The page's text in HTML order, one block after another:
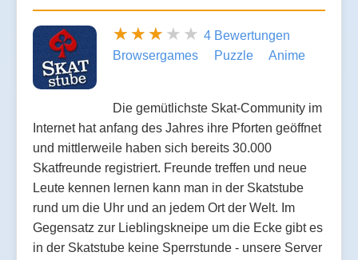
4 Bewertungen
Browsergames
Puzzle Anime
Die gemütlichste Skat-Community im
Internet hat anfang des Jahres ihre Pforten geöffnet
und mittlerweile haben sich bereits 30.000
Skatfreunde registriert. Freunde treffen und neue
Leute kennen lernen kann man in der Skatstube
rund um die Uhr und an jedem Ort der Welt. Im
Gegensatz zur Lieblingskneipe um die Ecke gibt es
in der Skatstube keine Sperrstunde - unsere Server